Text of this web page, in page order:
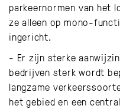
parkeernormen van het
ze alleen op mono-
ingericht.
- Er zijn sterke
bedrijven sterk wordt
langzame
het gebied en een